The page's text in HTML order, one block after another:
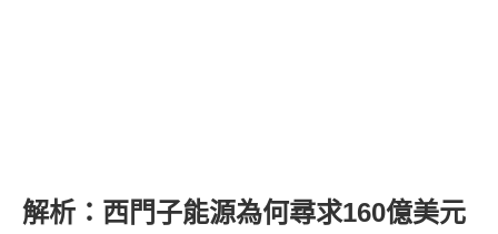
解析：西門子能源為何尋求160億美元